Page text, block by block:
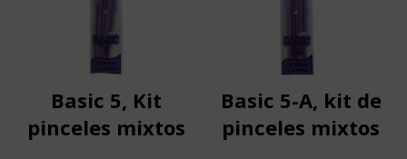
Basic 5, Kit
pinceles mixtos
Basic 5-A, kit de
pinceles mixtos